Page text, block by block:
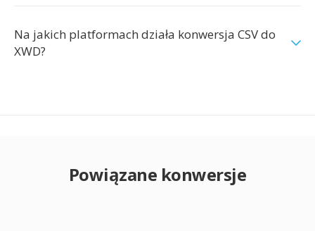
Na jakich platformach działa konwersja CSV do
XWD?
Powiązane konwersje